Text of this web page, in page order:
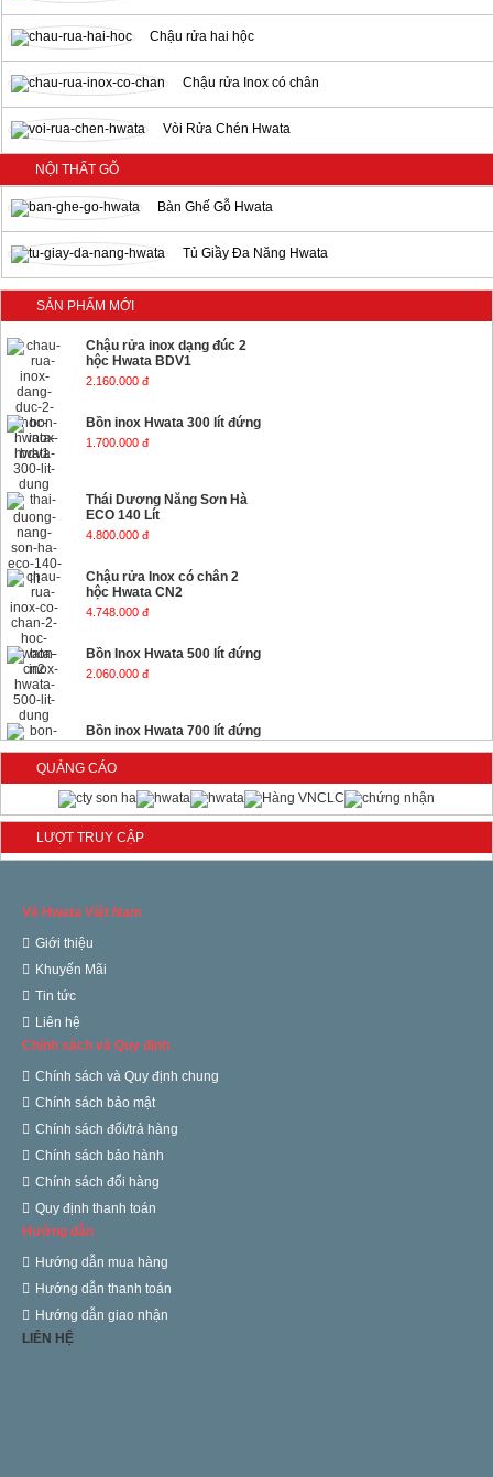
Chậu rửa hai hộc
Chậu rửa Inox có chân
Vòi Rửa Chén Hwata
NỘI THẤT GỖ
Bàn Ghế Gỗ Hwata
Tủ Giầy Đa Năng Hwata
SẢN PHẨM MỚI
Chậu rửa inox dạng đúc 2
hộc Hwata BDV1
2.160.000 đ
Bồn inox Hwata 300 lít đứng
1.700.000 đ
Thái Dương Năng Sơn Hà
ECO 140 Lít
4.800.000 đ
Chậu rửa Inox có chân 2
hộc Hwata CN2
4.748.000 đ
Bồn Inox Hwata 500 lít đứng
2.060.000 đ
Bồn inox Hwata 700 lít đứng
2.430.000 đ
Bồn inox Hwata 1000 lít nằm
3.280.000 đ
3.080.000 đ
Bồn inox Hwata 1500 lít nằm
Bồn inox Hwata 1500 lít
đứng
4.430.000 đ
QUẢNG CÁO
LƯỢT TRUY CẬP
Về Hwata Việt Nam
Giới thiệu
Khuyến Mãi
Tin tức
Liên hệ
Chính sách và Quy định
Chính sách và Quy định chung
Chính sách bảo mật
Chính sách đổi/trả hàng
Chính sách bảo hành
Chính sách đổi hàng
Quy định thanh toán
Hướng dẫn
Hướng dẫn mua hàng
Hướng dẫn thanh toán
Hướng dẫn giao nhận
LIÊN HỆ